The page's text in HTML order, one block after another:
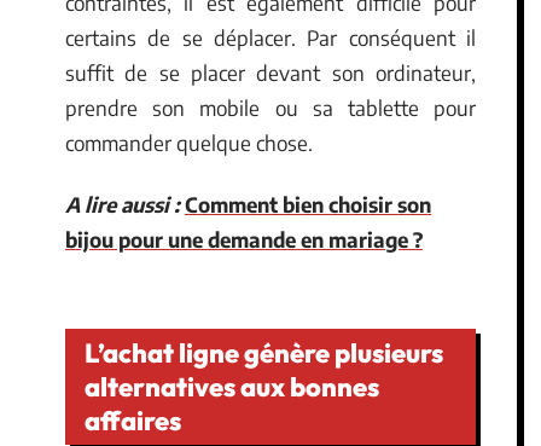
certains de se déplacer. Par conséquent il
suffit de se placer devant son ordinateur,
prendre son mobile ou sa tablette pour
commander quelque chose.
A lire aussi :Comment bien choisir son
bijou pour une demande en mariage ?
L’achat ligne génère plusieurs
alternatives aux bonnes
affaires